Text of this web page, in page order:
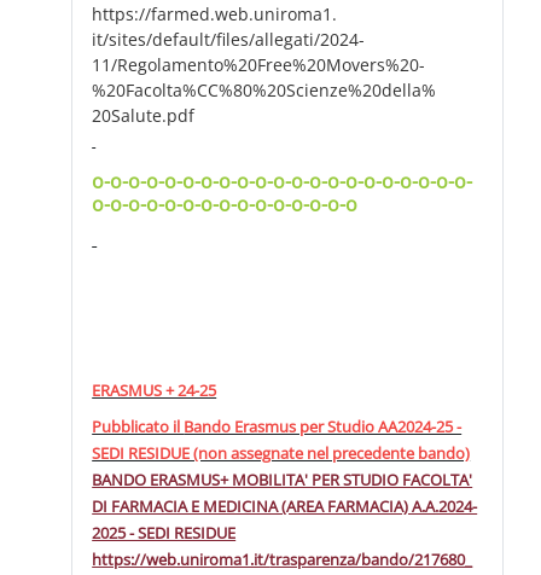
https://farmed.web.uniroma1.
it/sites/default/files/allegati/2024-
11/Regolamento%20Free%20Movers%20-
%20Facolta%CC%80%20Scienze%20della%
20Salute.pdf
o-o-o-o-o-o-o-o-o-o-o-o-o-o-o-o-o-o-o-o-o-
o-o-o-o-o-o-o-o-o-o-o-o-o-o-o
ERASMUS + 24-25
Pubblicato il Bando Erasmus per Studio AA2024-25 -
SEDI RESIDUE (non assegnate nel precedente bando)
BANDO ERASMUS+ MOBILITA' PER STUDIO FACOLTA'
DI FARMACIA E MEDICINA (AREA FARMACIA) A.A.2024-
2025 - SEDI RESIDUE
https://web.uniroma1.it/trasparenza/bando/217680_